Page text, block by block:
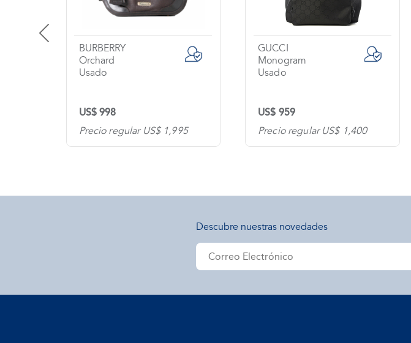
BURBERRY
Orchard
Usado
US$ 998
Precio regular US$ 1,995
GUCCI
Monogram
Usado
US$ 959
Precio regular US$ 1,400
Descubre nuestras novedades